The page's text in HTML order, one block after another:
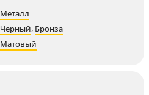
Металл
Черный, Бронза
Матовый